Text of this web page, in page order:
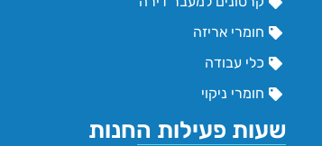
חומרי אריזה
כלי עבודה
חומרי ניקוי
שעות פעילות החנות